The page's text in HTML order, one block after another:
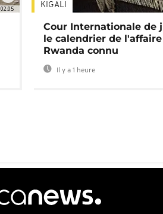
02:05 KIGALI
Cour Internationale de
le calendrier de l'affaire
Rwanda connu
Il y a 1 heure